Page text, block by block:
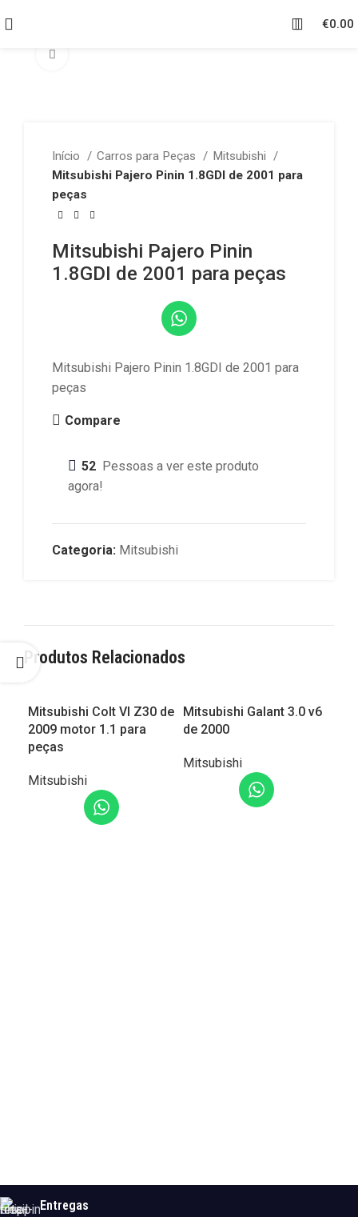
€0.00
Início Carros para Peças
Mitsubishi
Mitsubishi Pajero Pinin 1.8GDI de 2001 para
peças
Mitsubishi Pajero Pinin
1.8GDI de 2001 para peças
Mitsubishi Pajero Pinin 1.8GDI de 2001 para
peças
Compare
52 Pessoas a ver este produto
agora!
Categoria: Mitsubishi
Produtos Relacionados
Mitsubishi Colt VI Z30 de
2009 motor 1.1 para
peças
Mitsubishi
Mitsubishi Galant 3.0 v6
de 2000
Mitsubishi
Entregas